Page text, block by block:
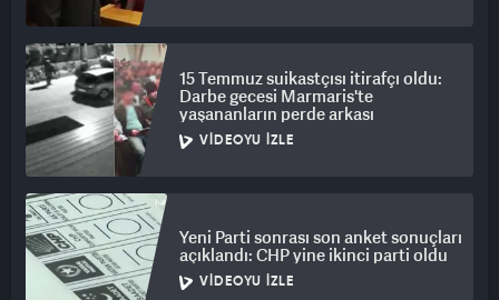
15 Temmuz suikastçısı itirafçı oldu:
Darbe gecesi Marmaris'te
yaşananların perde arkası
VIDEOYU İZLE
Yeni Parti sonrası son anket sonuçları
açıklandı: CHP yine ikinci parti oldu
VIDEOYU İZLE